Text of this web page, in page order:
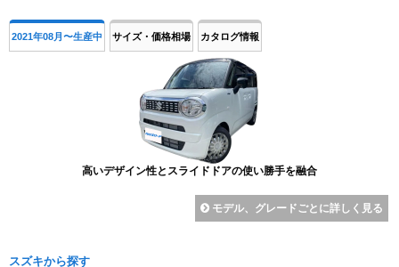
2021年08月〜生産中 サイズ・価格相場 カタログ情報
高いデザイン性とスライドドアの使い勝手を融合
モデル、グレードごとに詳しく見る
スズキから探す